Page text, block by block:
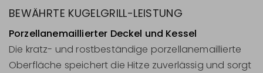
BEWÄHRTE KUGELGRILL-LEISTUNG
Porzellanemaillierter Deckel und Kessel
Die kratz- und rostbeständige porzellanemaillierte
Oberfläche speichert die Hitze zuverlässig und sorgt